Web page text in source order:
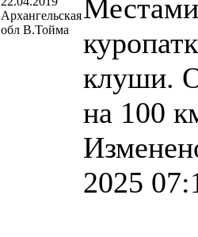
Архангельская
обл В.Тойма
клуши.
на 100
2025